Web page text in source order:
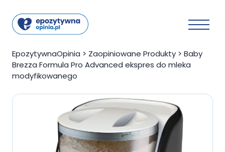
EpozytywnaOpinia > Zaopiniowane Produkty > Baby
Brezza Formula Pro Advanced ekspres do mleka
modyfikowanego